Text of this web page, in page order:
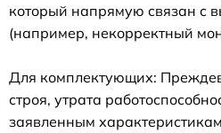
который напрямую связан с
(например, некорректный
Для комплектующих:
строя, утрата
заявленным